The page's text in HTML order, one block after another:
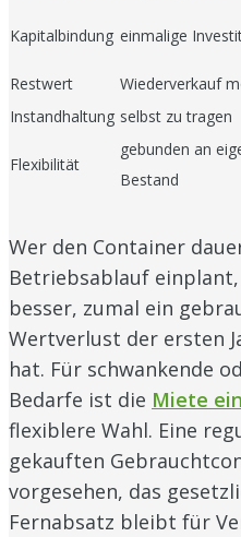
Kapitalbindung einmalige
Restwert
Wiederverkauf
Instandhaltung selbst zu tragen
Flexibilität
gebunden an
Bestand
Wer den Container
Betriebsablauf
besser, zumal ein
Wertverlust der ersten
hat. Für schwankende
Bedarfe ist die Miete
flexiblere Wahl. Eine
gekauften
vorgesehen, das
Fernabsatz bleibt für